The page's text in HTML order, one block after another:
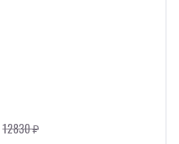
12830 ₽